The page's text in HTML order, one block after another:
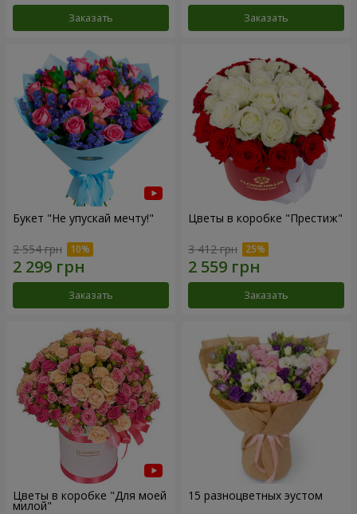
Заказать Заказать
Букет "Не упускай мечту!"
2 554 грн
Заказать
Цветы в коробке "Престиж"
3 412 грн
Заказать
Цветы в коробке "Для моей
милой"
15 разноцветных эустом